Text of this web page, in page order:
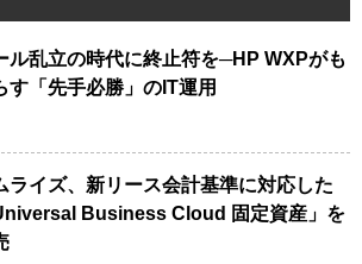
ル乱立の時代に終止符を─HP WXPがも
す「先手必勝」のIT運用
ライズ、新リース会計基準に対応した
Business Cloud 固定資産」を